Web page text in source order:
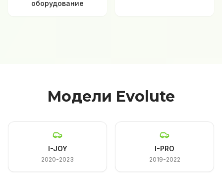
оборудование
Модели Evolute
I-JOY
2020-2023
I-PRO
2019-2022